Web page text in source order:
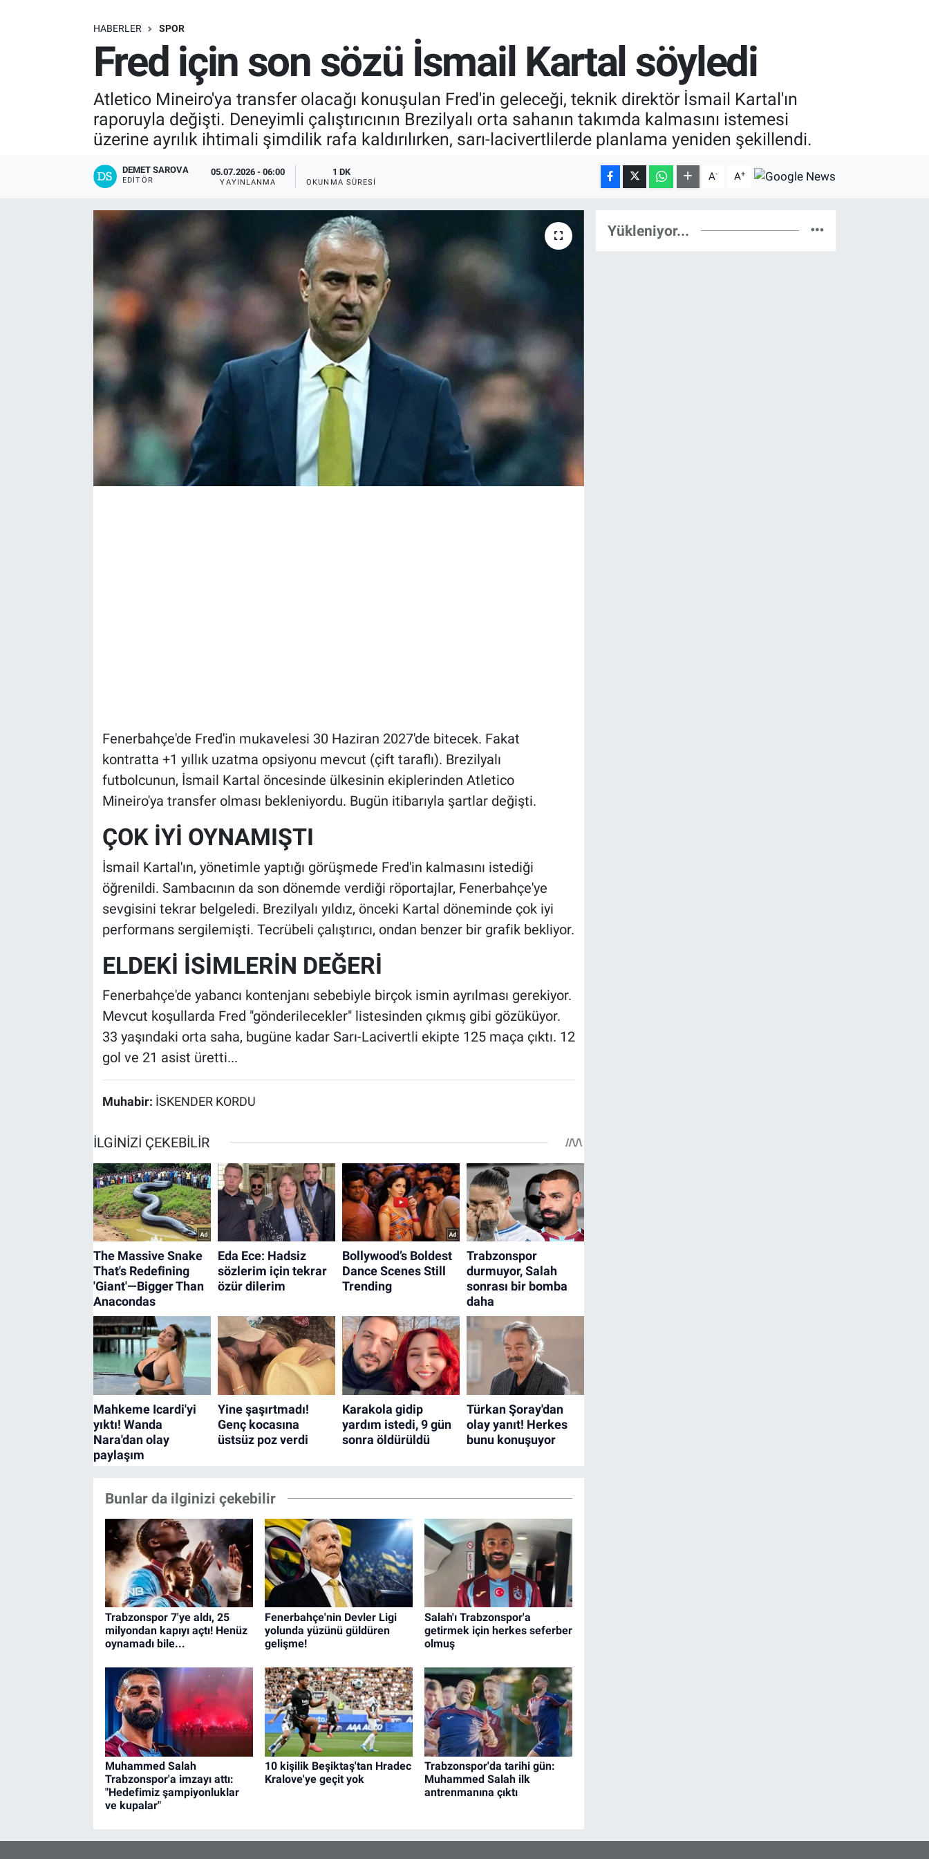
HABERLER SPOR
Fred için son sözü İsmail Kartal söyledi
Atletico Mineiro'ya transfer olacağı konuşulan Fred'in geleceği, teknik direktör İsmail Kartal'ın
raporuyla değişti. Deneyimli çalıştırıcının Brezilyalı orta sahanın takımda kalmasını istemesi
üzerine ayrılık ihtimali şimdilik rafa kaldırılırken, sarı-lacivertlilerde planlama yeniden şekillendi.
DEMET SAROVA
EDITÖR
05.07.2026 - 06:00
YAYINLANMA
1 DK
OKUNMA SÜRESI A- A+
Fenerbahçe'de Fred'in mukavelesi 30 Haziran 2027'de bitecek. Fakat
kontratta +1 yıllık uzatma opsiyonu mevcut (çift taraflı). Brezilyalı
futbolcunun, İsmail Kartal öncesinde ülkesinin ekiplerinden Atletico
Mineiro'ya transfer olması bekleniyordu. Bugün itibarıyla şartlar değişti.
ÇOK İYİ OYNAMIŞTI
İsmail Kartal'ın, yönetimle yaptığı görüşmede Fred'in kalmasını istediği
öğrenildi. Sambacının da son dönemde verdiği röportajlar, Fenerbahçe'ye
sevgisini tekrar belgeledi. Brezilyalı yıldız, önceki Kartal döneminde çok iyi
performans sergilemişti. Tecrübeli çalıştırıcı, ondan benzer bir grafik bekliyor.
ELDEKİ İSİMLERİN DEĞERİ
Fenerbahçe'de yabancı kontenjanı sebebiyle birçok ismin ayrılması gerekiyor.
Mevcut koşullarda Fred "gönderilecekler" listesinden çıkmış gibi gözüküyor.
33 yaşındaki orta saha, bugüne kadar Sarı-Lacivertli ekipte 125 maça çıktı. 12
gol ve 21 asist üretti...
Muhabir: İSKENDER KORDU
Bunlar da ilginizi çekebilir
Trabzonspor 7'ye aldı, 25
milyondan kapıyı açtı! Henüz
oynamadı bile...
Fenerbahçe'nin Devler Ligi
yolunda yüzünü güldüren
gelişme!
Salah'ı Trabzonspor'a
getirmek için herkes seferber
olmuş
Muhammed Salah
Trabzonspor'a imzayı attı:
"Hedefimiz şampiyonluklar
ve kupalar"
10 kişilik Beşiktaş'tan Hradec
Kralove'ye geçit yok
Trabzonspor'da tarihi gün:
Muhammed Salah ilk
antrenmanına çıktı
Yükleniyor...
ÖZEL HABER
RESMİ İLANLAR
Bize ulaşın
İletişim/Künye
İletişim (Künye)